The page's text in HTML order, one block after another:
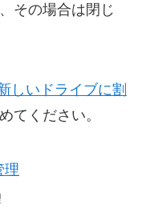
その場合は閉じ
しいドライブに割
てください。